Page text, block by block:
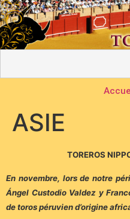
ASIE
TOREROS
En novembre, lors de notre
Ángel Custodio Valdez y
de toros péruvien d’origine